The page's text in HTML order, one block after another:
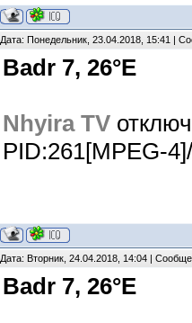
Дата: Понедельник, 23.04.2018, 15:41 |
Badr 7, 26°E
Nhyira TV
PID:261[MPEG-
Дата: Вторник, 24.04.2018, 14:04 |
Badr 7, 26°E